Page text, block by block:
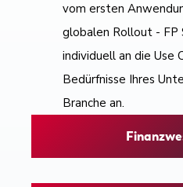
vom ersten
globalen Rollout - FP
individuell an die Use
Bedürfnisse Ihres
Branche an.